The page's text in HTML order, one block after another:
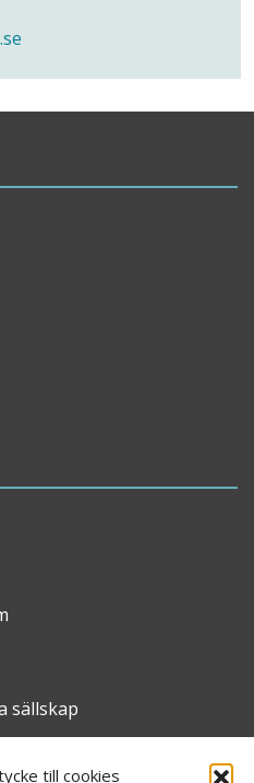
till cookies
sällskap
inom äldre- och